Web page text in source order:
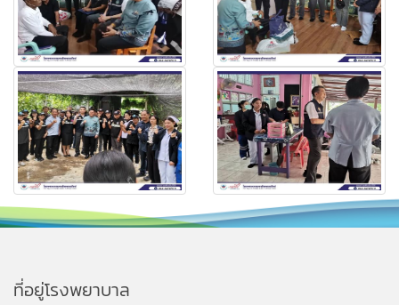
ที่อยู่โรงพยาบาล